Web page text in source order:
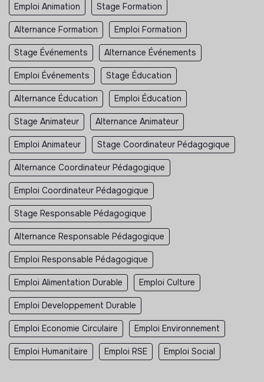
Emploi Animation Stage Formation
Alternance Formation Emploi Formation
Stage Événements Alternance Événements
Emploi Événements Stage Éducation
Alternance Éducation Emploi Éducation
Stage Animateur Alternance Animateur
Emploi Animateur Stage Coordinateur Pédagogique
Alternance Coordinateur Pédagogique
Emploi Coordinateur Pédagogique
Stage Responsable Pédagogique
Alternance Responsable Pédagogique
Emploi Responsable Pédagogique
Emploi Alimentation Durable Emploi Culture
Emploi Developpement Durable
Emploi Economie Circulaire Emploi Environnement
Emploi Humanitaire Emploi RSE Emploi Social